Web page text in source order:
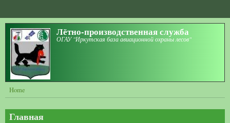
Перейти к основному содержанию
Лётно-производственная служба
ОГАУ "Иркутская база авиационной охраны лесов"
Home
Главная